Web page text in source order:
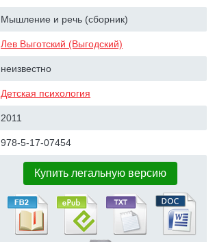
Мышление и речь (сборник)
Лев Выготский (Выгодский)
неизвестно
Детская психология
2011
978-5-17-07454
Купить легальную версию